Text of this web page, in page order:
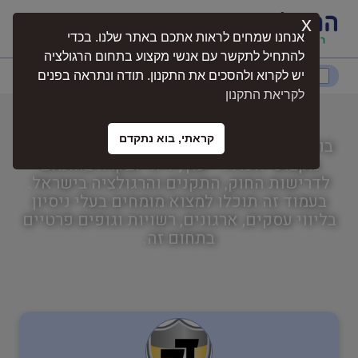
דרום המרכז ירושלים צפון
בודק מוסמך למתקני כושר וספורט
בודק מוסמך למתקני כושר וספורט הוא תחום
מקצועי הכולל ייעוץ, ליווי ובקרה בהתאם
לדרישות החוק, התקנים והרגולציה בישראל.
בעמוד זה תוכלו למצוא מומחים בעלי ניסיון
בליווי עסקים, ארגונים, רשויות וגופים פרטיים
בתחום זה.
חקלאות
ניהול אסונות ומצבי חירום
אנחנו שמחים לראות אתכם באתר שלנו. בכדי
להתחיל לתקשר עם אנשי מקצוע בתחום הרגולציה
יש לקרוא ולהסכים את התקנון. תודה ונתראה בפנים
לקריאת התקנון
קראתי, בוא נתקדם
x